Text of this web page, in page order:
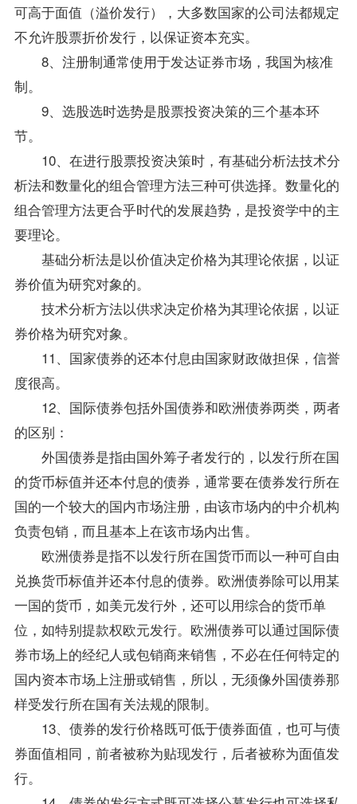
可高于面值（溢价发行），大多数国家的公司法都规定
不允许股票折价发行，以保证资本充实。
8、注册制通常使用于发达证券市场，我国为核准
制。
9、选股选时选势是股票投资决策的三个基本环
节。
10、在进行股票投资决策时，有基础分析法技术分
析法和数量化的组合管理方法三种可供选择。数量化的
组合管理方法更合乎时代的发展趋势，是投资学中的主
要理论。
基础分析法是以价值决定价格为其理论依据，以证
券价值为研究对象的。
技术分析方法以供求决定价格为其理论依据，以证
券价格为研究对象。
11、国家债券的还本付息由国家财政做担保，信誉
度很高。
12、国际债券包括外国债券和欧洲债券两类，两者
的区别：
外国债券是指由国外筹子者发行的，以发行所在国
的货币标值并还本付息的债券，通常要在债券发行所在
国的一个较大的国内市场注册，由该市场内的中介机构
负责包销，而且基本上在该市场内出售。
欧洲债券是指不以发行所在国货币而以一种可自由
兑换货币标值并还本付息的债券。欧洲债券除可以用某
一国的货币，如美元发行外，还可以用综合的货币单
位，如特别提款权欧元发行。欧洲债券可以通过国际债
券市场上的经纪人或包销商来销售，不必在任何特定的
国内资本市场上注册或销售，所以，无须像外国债券那
样受发行所在国有关法规的限制。
13、债券的发行价格既可低于债券面值，也可与债
券面值相同，前者被称为贴现发行，后者被称为面值发
行。